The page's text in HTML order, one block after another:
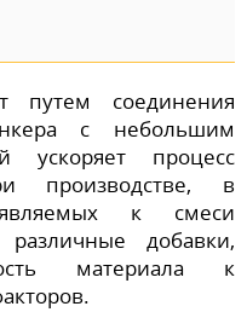
путем соединения
с небольшим
ускоряет процесс
производстве, в
к смеси
различные добавки,
материала к